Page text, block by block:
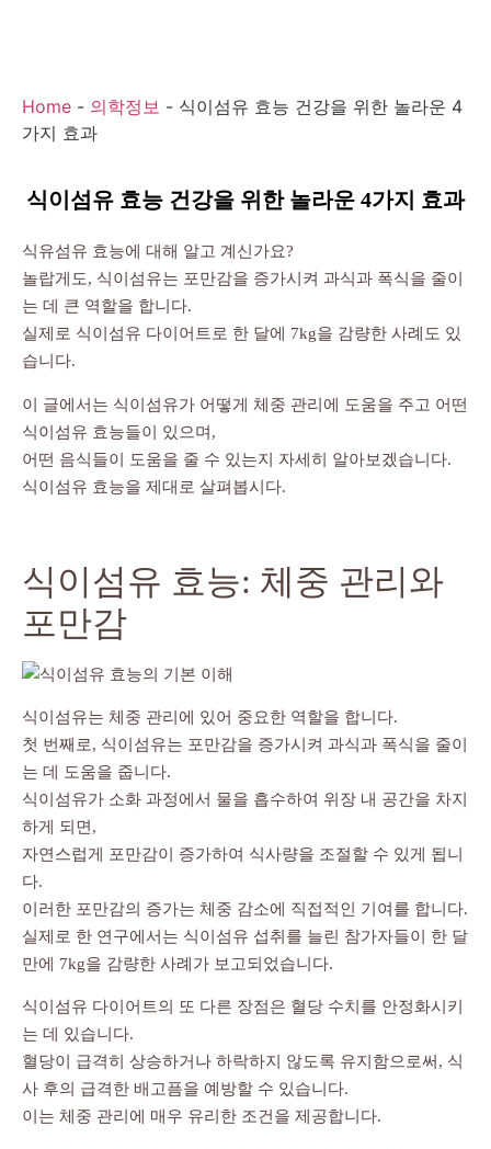
Home - 의학정보 - 식이섬유 효능 건강을 위한 놀라운 4
가지 효과
식이섬유 효능 건강을 위한 놀라운 4가지 효과
식유섬유 효능에 대해 알고 계신가요?
놀랍게도, 식이섬유는 포만감을 증가시켜 과식과 폭식을 줄이
는 데 큰 역할을 합니다.
실제로 식이섬유 다이어트로 한 달에 7kg을 감량한 사례도 있
습니다.
이 글에서는 식이섬유가 어떻게 체중 관리에 도움을 주고 어떤
식이섬유 효능들이 있으며,
어떤 음식들이 도움을 줄 수 있는지 자세히 알아보겠습니다.
식이섬유 효능을 제대로 살펴봅시다.
식이섬유 효능: 체중 관리와
포만감
식이섬유는 체중 관리에 있어 중요한 역할을 합니다.
첫 번째로, 식이섬유는 포만감을 증가시켜 과식과 폭식을 줄이
는 데 도움을 줍니다.
식이섬유가 소화 과정에서 물을 흡수하여 위장 내 공간을 차지
하게 되면,
자연스럽게 포만감이 증가하여 식사량을 조절할 수 있게 됩니
다.
이러한 포만감의 증가는 체중 감소에 직접적인 기여를 합니다.
실제로 한 연구에서는 식이섬유 섭취를 늘린 참가자들이 한 달
만에 7kg을 감량한 사례가 보고되었습니다.
식이섬유 다이어트의 또 다른 장점은 혈당 수치를 안정화시키
는 데 있습니다.
혈당이 급격히 상승하거나 하락하지 않도록 유지함으로써, 식
사 후의 급격한 배고픔을 예방할 수 있습니다.
이는 체중 관리에 매우 유리한 조건을 제공합니다.